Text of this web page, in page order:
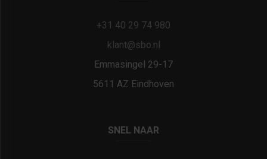
+31 40 29 74 980
klant@sbo.nl
Emmasingel 29-17
5611 AZ Eindhoven
SNEL NAAR